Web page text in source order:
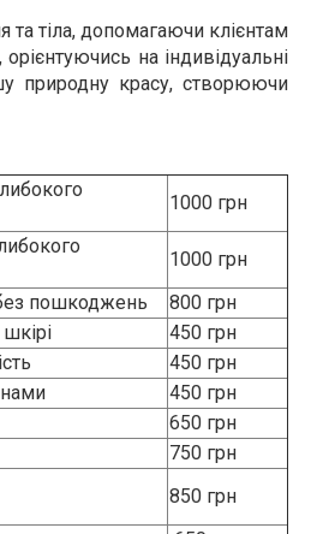
природну красу, створюючи
1000 грн
пошкоджень
800 грн
450 грн
450 грн
450 грн
650 грн
750 грн
850 грн
650 грн
750 грн